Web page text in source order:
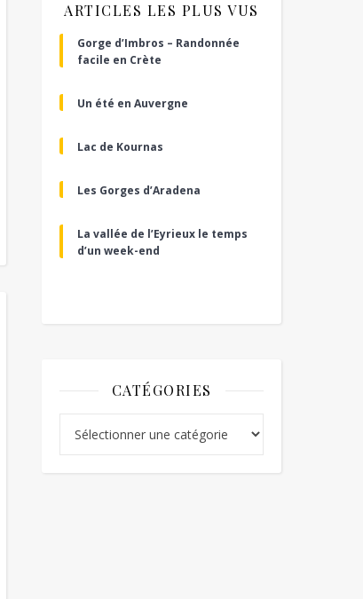
ARTICLES LES PLUS VUS
Gorge d’Imbros – Randonnée
facile en Crète
Un été en Auvergne
Lac de Kournas
Les Gorges d’Aradena
La vallée de l’Eyrieux le temps
d’un week-end
CATÉGORIES